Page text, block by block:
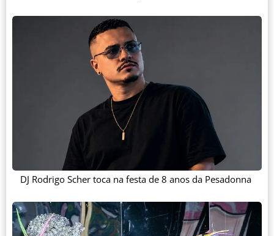
DJ Rodrigo Scher toca na festa de 8 anos da Pesadonna